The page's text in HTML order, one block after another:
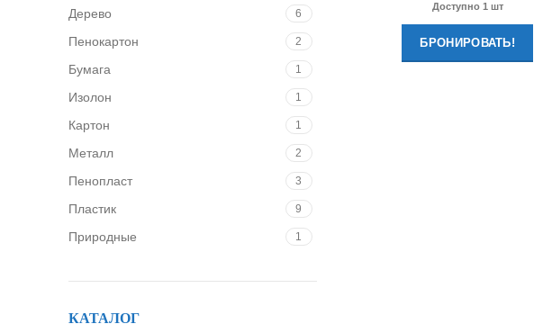
Доступно 1 шт
БРОНИРОВАТЬ!
1
Серебряный 1
Синий 5
Черный 6
Дерево 6
Пенокартон 2
Бумага 1
Изолон 1
Картон 1
Металл 2
Пенопласт 3
Пластик 9
Природные 1
КАТАЛОГ